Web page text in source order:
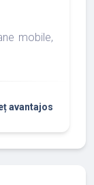
mobile,
avantajos